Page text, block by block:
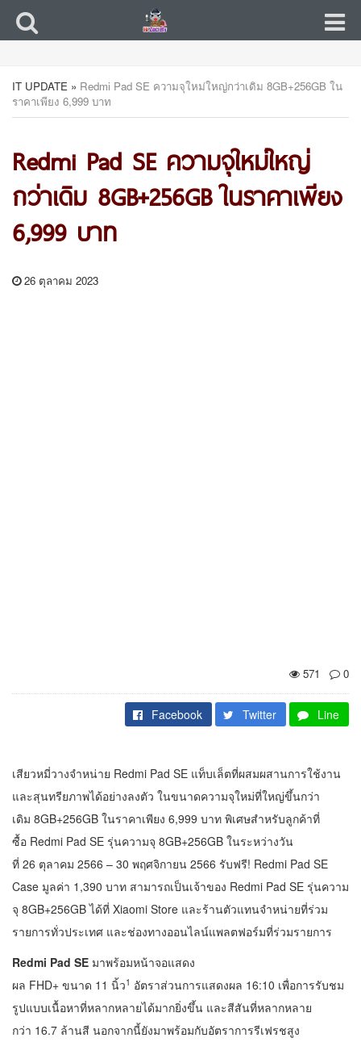
IT UPDATE » Redmi Pad SE ความจุใหม่ใหญ่กว่าเดิม 8GB+256GB ใน
ราคาเพียง 6,999 บาท
Redmi Pad SE ความจุใหม่ใหญ่
กว่าเดิม 8GB+256GB ในราคาเพียง
6,999 บาท
26 ตุลาคม 2023
571 0
Facebook Twitter Line
เสียวหมี่วางจำหน่าย Redmi Pad SE แท็บเล็ตที่ผสมผสานการใช้งาน
และสุนทรียภาพได้อย่างลงตัว ในขนาดความจุใหม่ที่ใหญ่ขึ้นกว่า
เดิม 8GB+256GB ในราคาเพียง 6,999 บาท พิเศษสำหรับลูกค้าที่
ซื้อ Redmi Pad SE รุ่นความจุ 8GB+256GB ในระหว่างวัน
ที่ 26 ตุลาคม 2566 – 30 พฤศจิกายน 2566 รับฟรี! Redmi Pad SE
Case มูลค่า 1,390 บาท สามารถเป็นเจ้าของ Redmi Pad SE รุ่นความ
จุ 8GB+256GB ได้ที่ Xiaomi Store และร้านตัวแทนจำหน่ายที่ร่วม
รายการทั่วประเทศ และช่องทางออนไลน์แพลตฟอร์มที่ร่วมรายการ
Redmi Pad SE มาพร้อมหน้าจอแสดง
ผล FHD+ ขนาด 11 นิ้ว1 อัตราส่วนการแสดงผล 16:10 เพื่อการรับชม
รูปแบบเนื้อหาที่หลากหลายได้มากยิ่งขึ้น และสีสันที่หลากหลาย
กว่า 16.7 ล้านสี นอกจากนี้ยังมาพร้อมกับอัตราการรีเฟรชสูง